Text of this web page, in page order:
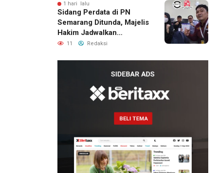
1 hari lalu
Sidang Perdata di PN
Semarang Ditunda, Majelis
Hakim Jadwalkan
Pemanggilan Ulang BPR
11 Redaksi
13 jam lalu
Pemilik
Royal
Phone